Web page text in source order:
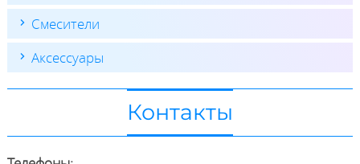
Смесители
Аксессуары
Контакты